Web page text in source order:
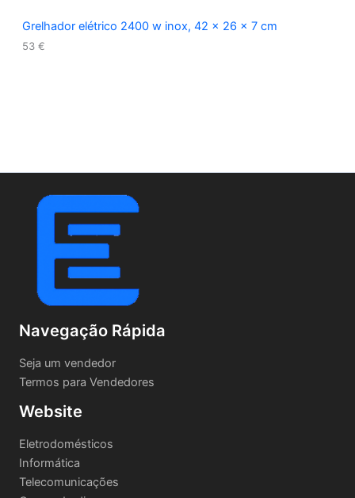
Grelhador elétrico 2400 w inox, 42 x 26 x 7 cm
53 €
Navegação Rápida
Seja um vendedor
Termos para Vendedores
Website
Eletrodomésticos
Informática
Telecomunicações